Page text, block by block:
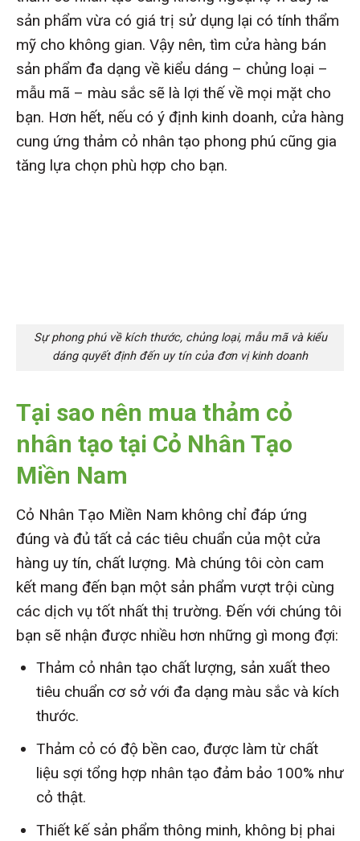
sản phẩm vừa có giá trị sử dụng lại có tính thẩm
mỹ cho không gian. Vậy nên, tìm cửa hàng bán
sản phẩm đa dạng về kiểu dáng – chủng loại –
mẫu mã – màu sắc sẽ là lợi thế về mọi mặt cho
bạn. Hơn hết, nếu có ý định kinh doanh, cửa hàng
cung ứng thảm cỏ nhân tạo phong phú cũng gia
tăng lựa chọn phù hợp cho bạn.
Sự phong phú về kích thước, chủng loại, mẫu mã và kiểu
dáng quyết định đến uy tín của đơn vị kinh doanh
Tại sao nên mua thảm cỏ
nhân tạo tại Cỏ Nhân Tạo
Miền Nam
Cỏ Nhân Tạo Miền Nam không chỉ đáp ứng
đúng và đủ tất cả các tiêu chuẩn của một cửa
hàng uy tín, chất lượng. Mà chúng tôi còn cam
kết mang đến bạn một sản phẩm vượt trội cùng
các dịch vụ tốt nhất thị trường. Đến với chúng tôi
bạn sẽ nhận được nhiều hơn những gì mong đợi:
Thảm cỏ nhân tạo chất lượng, sản xuất theo
tiêu chuẩn cơ sở với đa dạng màu sắc và kích
thước.
Thảm cỏ có độ bền cao, được làm từ chất
liệu sợi tổng hợp nhân tạo đảm bảo 100% như
cỏ thật.
Thiết kế sản phẩm thông minh, không bị phai